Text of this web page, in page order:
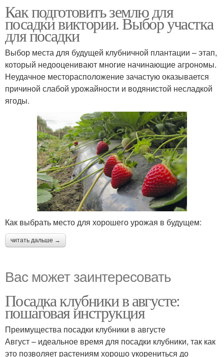
Как подготовить землю для
посадки виктории. Выбор участка
для посадки
Выбор места для будущей клубничной плантации – этап,
который недооценивают многие начинающие агрономы.
Неудачное месторасположение зачастую оказывается
причиной слабой урожайности и водянистой несладкой
ягоды.
Как выбрать место для хорошего урожая в будущем:
читать дальше →
Вас может заинтересовать
Посадка клубники в августе:
пошаговая инструкция
Преимущества посадки клубники в августе
Август – идеальное время для посадки клубники, так как
это позволяет растениям хорошо укорениться до